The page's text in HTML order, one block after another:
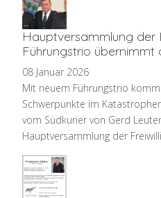
Hauptversammlung der
Führungstrio
08 Januar 2026
Mit neuem Führungstrio
Schwerpunkte im
vom Südkurier von Gerd
Hauptversammlung der